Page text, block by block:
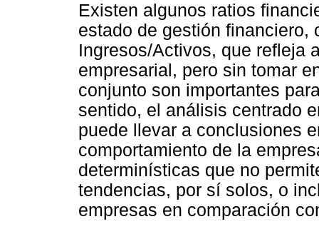
Existen algunos ratios
estado de gestión financiero,
Ingresos/Activos, que refleja
empresarial, pero sin tomar
conjunto son importantes
sentido, el análisis centrado
puede llevar a conclusiones
comportamiento de la
determinísticas que no
tendencias, por sí solos, o
empresas en comparación